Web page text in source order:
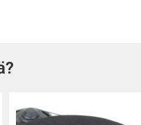
mahdollisuuksia
vuosien ajalta.